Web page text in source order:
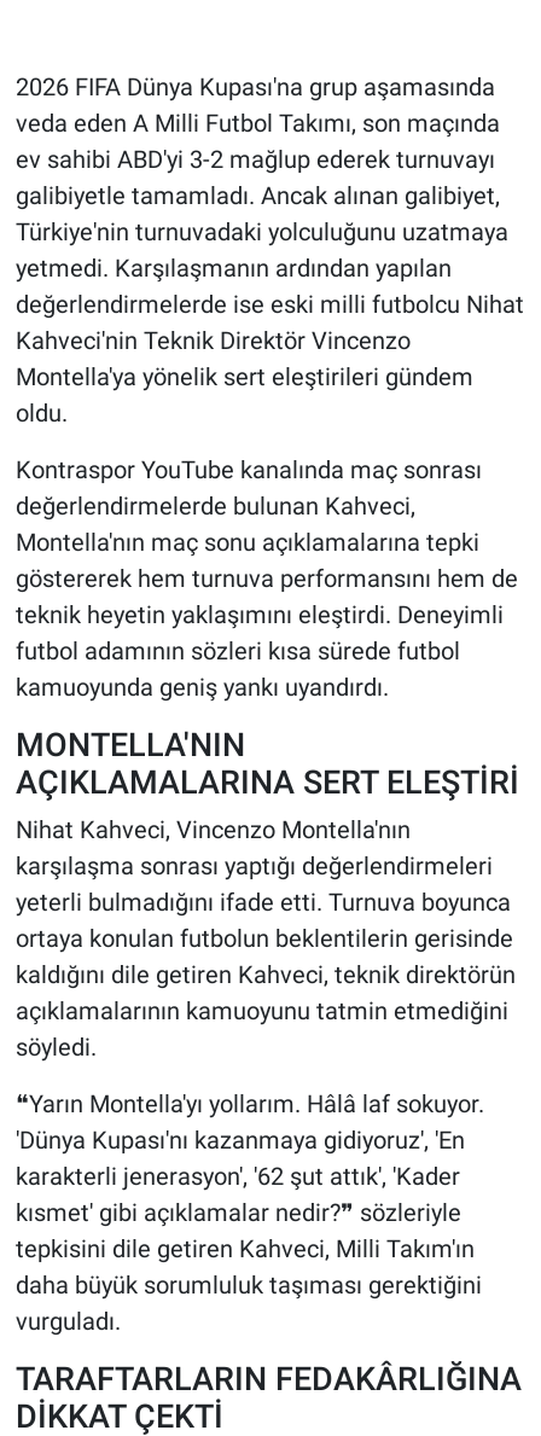
2026 FIFA Dünya Kupası'na grup aşamasında
veda eden A Milli Futbol Takımı, son maçında
ev sahibi ABD'yi 3-2 mağlup ederek turnuvayı
galibiyetle tamamladı. Ancak alınan galibiyet,
Türkiye'nin turnuvadaki yolculuğunu uzatmaya
yetmedi. Karşılaşmanın ardından yapılan
değerlendirmelerde ise eski milli futbolcu Nihat
Kahveci'nin Teknik Direktör Vincenzo
Montella'ya yönelik sert eleştirileri gündem
oldu.
Kontraspor YouTube kanalında maç sonrası
değerlendirmelerde bulunan Kahveci,
Montella'nın maç sonu açıklamalarına tepki
göstererek hem turnuva performansını hem de
teknik heyetin yaklaşımını eleştirdi. Deneyimli
futbol adamının sözleri kısa sürede futbol
kamuoyunda geniş yankı uyandırdı.
MONTELLA'NIN
AÇIKLAMALARINA SERT ELEŞTİRİ
Nihat Kahveci, Vincenzo Montella'nın
karşılaşma sonrası yaptığı değerlendirmeleri
yeterli bulmadığını ifade etti. Turnuva boyunca
ortaya konulan futbolun beklentilerin gerisinde
kaldığını dile getiren Kahveci, teknik direktörün
açıklamalarının kamuoyunu tatmin etmediğini
söyledi.
❝Yarın Montella'yı yollarım. Hâlâ laf sokuyor.
'Dünya Kupası'nı kazanmaya gidiyoruz', 'En
karakterli jenerasyon', '62 şut attık', 'Kader
kısmet' gibi açıklamalar nedir?❞ sözleriyle
tepkisini dile getiren Kahveci, Milli Takım'ın
daha büyük sorumluluk taşıması gerektiğini
vurguladı.
TARAFTARLARIN FEDAKÂRLIĞINA
DİKKAT ÇEKTİ
ÇEVRE
HABERDE İNSAN
POLİTİKA
MAGAZİN